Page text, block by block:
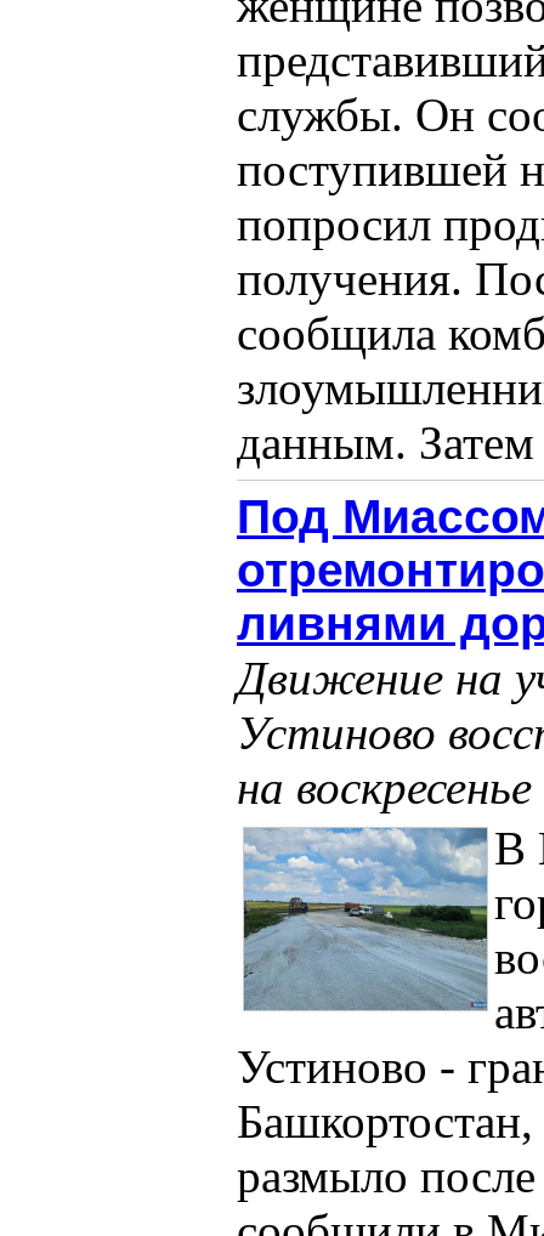
службы. Он
поступившей
попросил
получения.
сообщила
данным.
Под
ливнями
Движение на
Устиново
на воскресенье
В
Устиново -
размыло